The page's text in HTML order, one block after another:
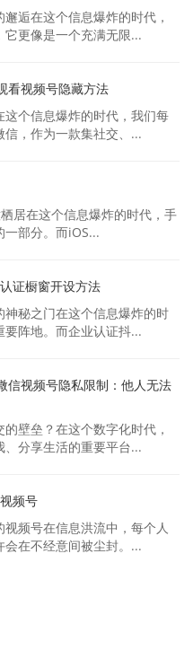
逅在这个信息爆炸的时代，
更像是一个充满无限...
看视频号隐藏方法
个信息爆炸的时代，我们每
，作为一款集社交、...
居在这个信息爆炸的时代，手
一部分。而iOS...
证橱窗开设方法
秘之门在这个信息爆炸的时
阵地。而企业认证抖...
信视频号隐私限制：他人无法
壁垒？在这个数字化时代，
分享生活的重要平台...
频号
频号在信息洪流中，每个人
在不经意间被尘封。...